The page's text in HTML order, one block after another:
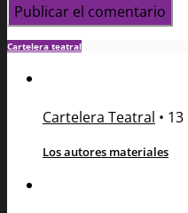
Cartelera teatral
Cartelera Teatral • 13
Los autores materiales